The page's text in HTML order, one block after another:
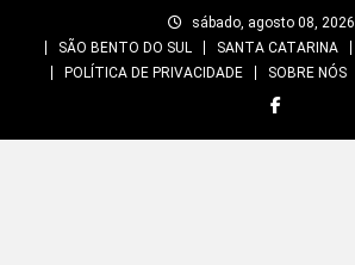
sábado, agosto 08, 2026
SÃO BENTO DO SUL
SANTA CATARINA
POLÍTICA DE PRIVACIDADE
SOBRE NÓS